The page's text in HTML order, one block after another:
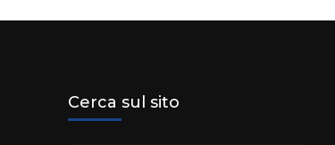
Cerca sul sito